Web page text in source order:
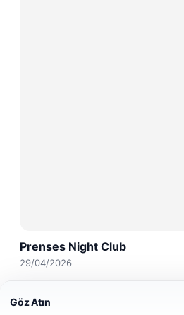
Prenses Night Club
29/04/2026
Göz Atın